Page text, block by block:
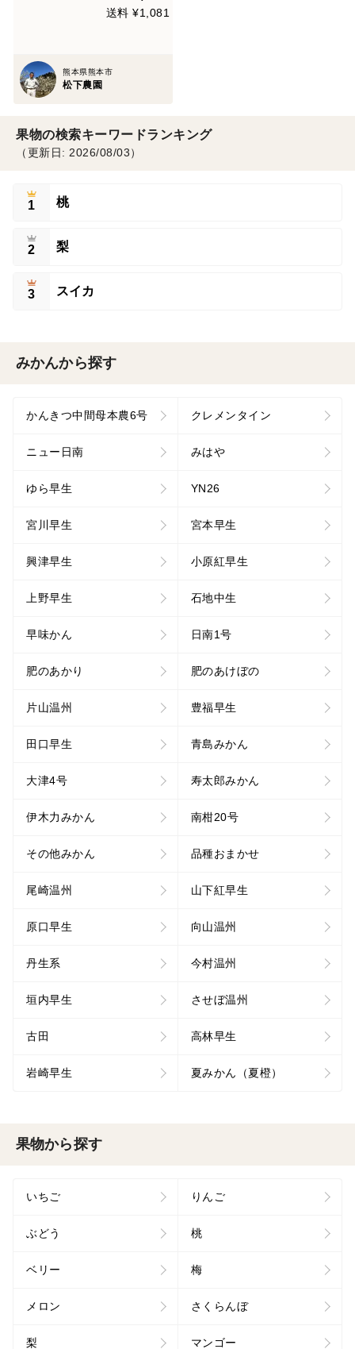
送料 ¥1,081
熊本県熊本市
松下農園
果物の検索キーワードランキング
（更新日: 2026/08/03）
1 桃
2 梨
3 スイカ
みかんから探す
かんきつ中間母本農6号 クレメンタイン
ニュー日南 みはや
ゆら早生 YN26
宮川早生 宮本早生
興津早生 小原紅早生
上野早生 石地中生
早味かん 日南1号
肥のあかり 肥のあけぼの
片山温州 豊福早生
田口早生 青島みかん
大津4号 寿太郎みかん
伊木力みかん 南柑20号
その他みかん 品種おまかせ
尾崎温州 山下紅早生
原口早生 向山温州
丹生系 今村温州
垣内早生 させぼ温州
古田 高林早生
岩崎早生 夏みかん（夏橙）
果物から探す
いちご りんご
ぶどう 桃
ベリー 梅
メロン さくらんぼ
梨 マンゴー